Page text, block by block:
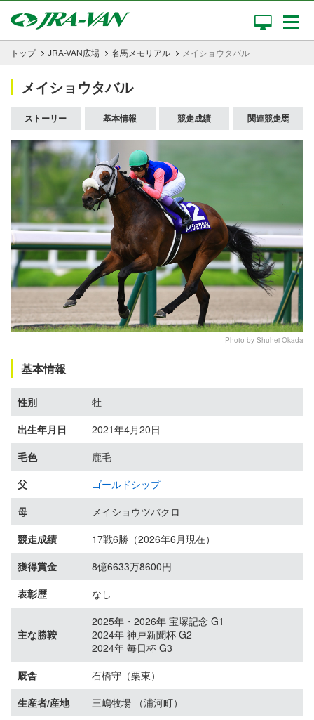
トップ JRA-VAN広場 名馬メモリアル メイショウタバル
メイショウタバル
ストーリー 基本情報 競走成績 関連競走馬
Photo by Shuhei Okada
基本情報
性別
牡
出生年月日
2021年4月20日
毛色
鹿毛
父
ゴールドシップ
母
メイショウツバクロ
競走成績
17戦6勝（2026年6月現在）
獲得賞金
8億6633万8600円
表彰歴
なし
主な勝鞍
2025年・2026年 宝塚記念 G1
2024年 神戸新聞杯 G2
2024年 毎日杯 G3
厩舎
石橋守（栗東）
生産者/産地
三嶋牧場 （浦河町）